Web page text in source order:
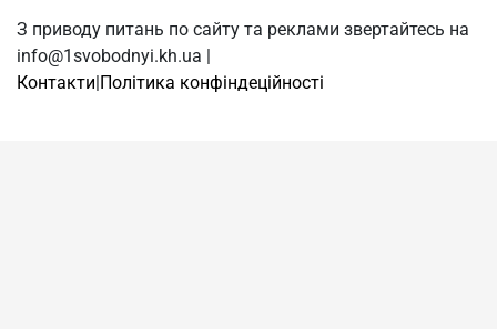
З приводу питань по сайту та реклами звертайтесь на
info@1svobodnyi.kh.ua |
Контакти Політика конфіндеційності